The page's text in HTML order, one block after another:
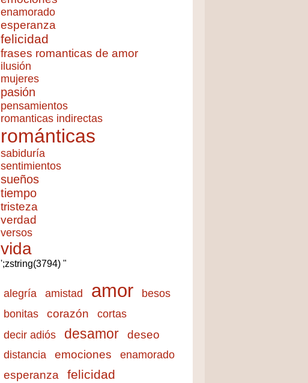
enamorado
esperanza
felicidad
frases romanticas de amor
ilusión
mujeres
pasión
pensamientos
romanticas indirectas
románticas
sabiduría
sentimientos
sueños
tiempo
tristeza
verdad
versos
vida
';zstring(3794) "
alegría amistad amor besos
bonitas corazón cortas
decir adiós desamor deseo
distancia emociones enamorado
esperanza felicidad